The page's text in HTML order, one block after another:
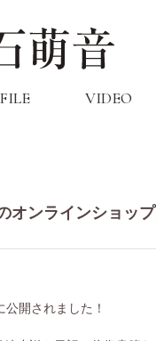
VIDEO
ンラインショッ
開されました！